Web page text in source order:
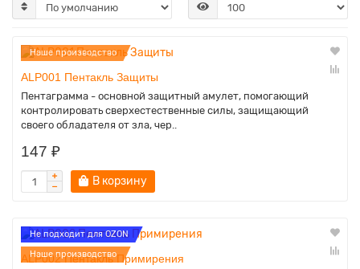
Наше производство
ALP001 Пентакль Защиты
Пентаграмма - основной защитный амулет, помогающий
контролировать сверхестественные силы, защищающий
своего обладателя от зла, чер..
147 ₽
В корзину
Не подходит для OZON
Наше производство
ALP002 Пентакль Примирения